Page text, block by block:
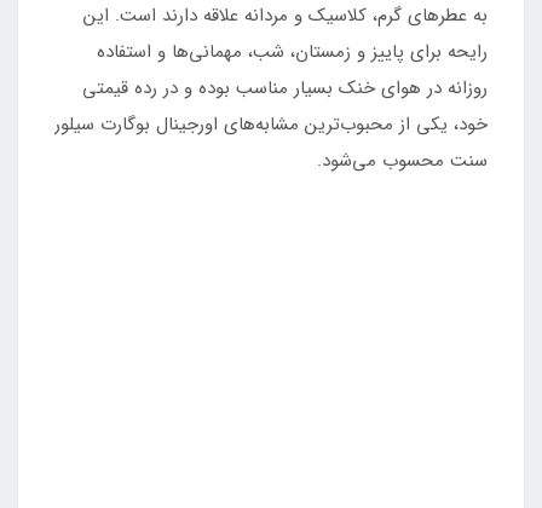
به عطرهای گرم، کلاسیک و مردانه علاقه دارند است. این
رایحه برای پاییز و زمستان، شب، مهمانی‌ها و استفاده
روزانه در هوای خنک بسیار مناسب بوده و در رده قیمتی
خود، یکی از محبوب‌ترین مشابه‌های اورجینال بوگارت سیلور
سنت محسوب می‌شود.